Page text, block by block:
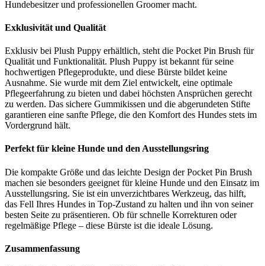
Hundebesitzer und professionellen Groomer macht.
Exklusivität und Qualität
Exklusiv bei Plush Puppy erhältlich, steht die Pocket Pin Brush für
Qualität und Funktionalität. Plush Puppy ist bekannt für seine
hochwertigen Pflegeprodukte, und diese Bürste bildet keine
Ausnahme. Sie wurde mit dem Ziel entwickelt, eine optimale
Pflegeerfahrung zu bieten und dabei höchsten Ansprüchen gerecht
zu werden. Das sichere Gummikissen und die abgerundeten Stifte
garantieren eine sanfte Pflege, die den Komfort des Hundes stets im
Vordergrund hält.
Perfekt für kleine Hunde und den Ausstellungsring
Die kompakte Größe und das leichte Design der Pocket Pin Brush
machen sie besonders geeignet für kleine Hunde und den Einsatz im
Ausstellungsring. Sie ist ein unverzichtbares Werkzeug, das hilft,
das Fell Ihres Hundes in Top-Zustand zu halten und ihn von seiner
besten Seite zu präsentieren. Ob für schnelle Korrekturen oder
regelmäßige Pflege – diese Bürste ist die ideale Lösung.
Zusammenfassung